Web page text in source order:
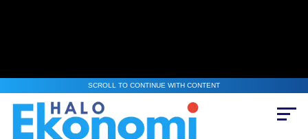
SCROLL TO CONTINUE WITH CONTENT